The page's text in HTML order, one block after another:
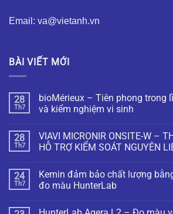
Email: va@vietanh.vn
BÀI VIẾT MỚI
28
Th7
bioMérieux – Tiên phong trong
và kiểm nghiệm vi sinh
28
Th7
VIAVI MICRONIR ONSITE-W –
HỖ TRỢ KIỂM SOÁT NGUYÊN
24
Th7
Kemin đảm bảo chất lượng
đo màu HunterLab